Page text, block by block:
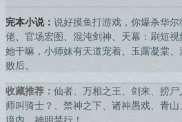
完本小说： 说好摸鱼打游戏，你爆杀华尔
佬、 官场宏图、 混沌剑神、 天幕：刷短
她干嘛，小师妹有天道宠着、 玉露凝棠、
败后、
收藏推荐： 仙者、 万相之王、 剑来、 捞尸
师叫骑士？ 、 禁神之下、 诸神愚戏、 青山、